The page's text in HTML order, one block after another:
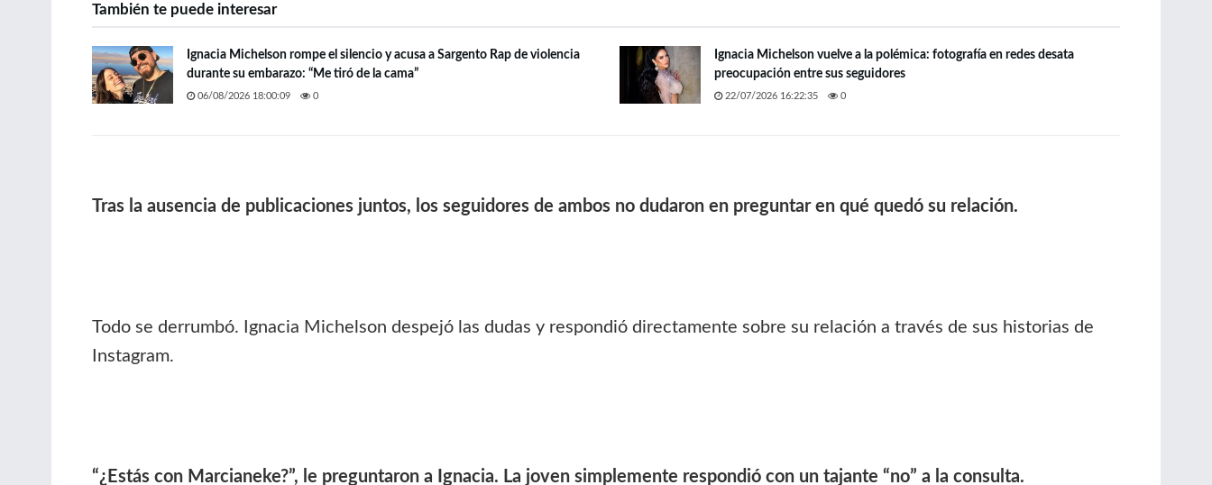
También te puede interesar
Ignacia Michelson rompe el silencio y acusa a Sargento Rap de violencia
durante su embarazo: “Me tiró de la cama”
06/08/2026 18:00:09 0
Ignacia Michelson vuelve a la polémica: fotografía en redes desata
preocupación entre sus seguidores
22/07/2026 16:22:35 0
Tras la ausencia de publicaciones juntos, los seguidores de ambos no dudaron en preguntar en qué quedó su relación.
Todo se derrumbó. Ignacia Michelson despejó las dudas y respondió directamente sobre su relación a través de sus historias de
Instagram.
“¿Estás con Marcianeke?”, le preguntaron a Ignacia. La joven simplemente respondió con un tajante “no” a la consulta.